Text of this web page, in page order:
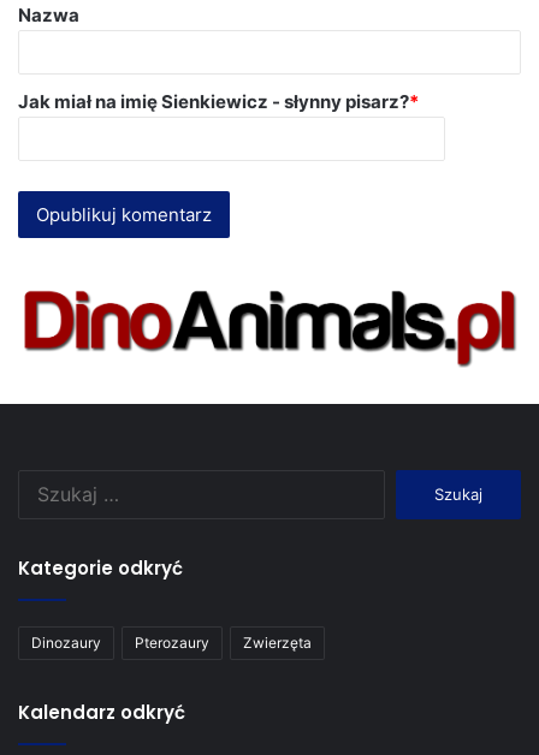
Nazwa
Jak miał na imię Sienkiewicz - słynny pisarz?*
Kategorie odkryć
Dinozaury Pterozaury Zwierzęta
Kalendarz odkryć